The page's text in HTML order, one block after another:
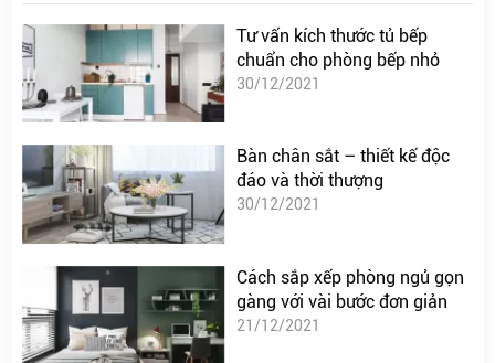
Tư vấn kích thước tủ bếp
chuẩn cho phòng bếp nhỏ
30/12/2021
Bàn chân sắt – thiết kế độc
đáo và thời thượng
30/12/2021
Cách sắp xếp phòng ngủ gọn
gàng với vài bước đơn giản
21/12/2021